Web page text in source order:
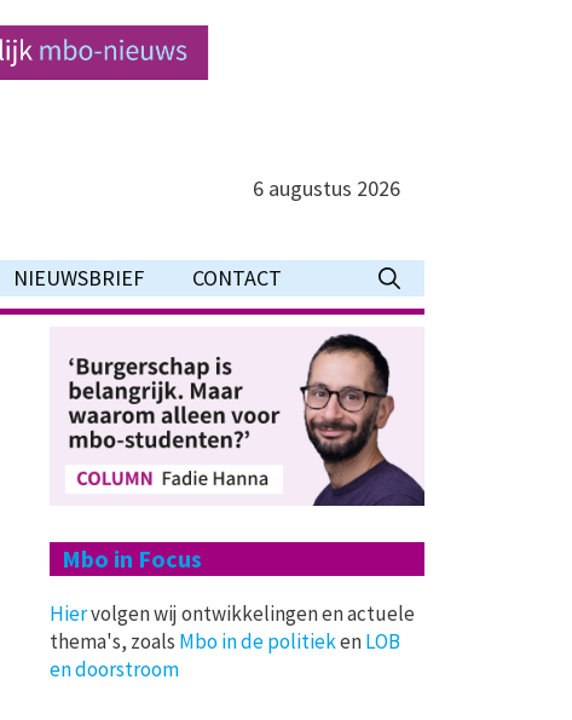
6 augustus 2026
NIEUWSBRIEF CONTACT
Mbo in Focus
Hiervolgen wij ontwikkelingen en actuele
thema's, zoals Mbo in de politiekenLOB
en doorstroom